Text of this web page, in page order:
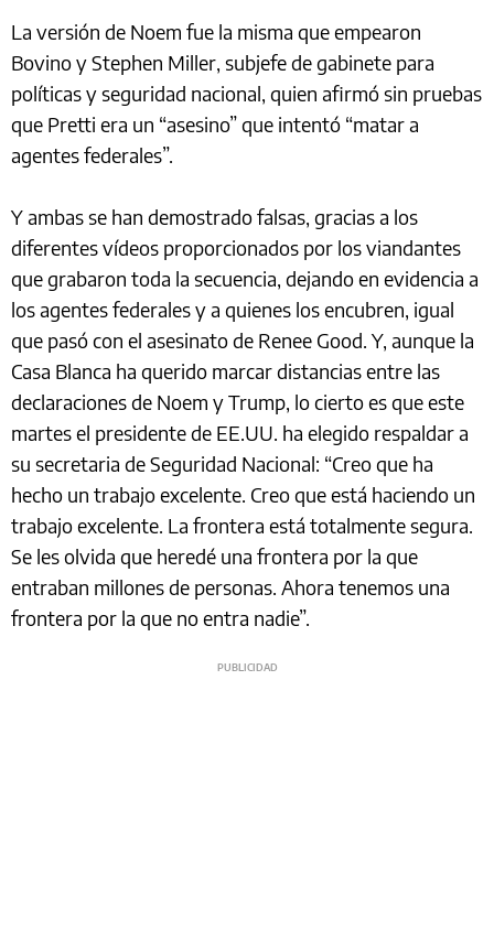
La versión de Noem fue la misma que empearon
Bovino y Stephen Miller, subjefe de gabinete para
políticas y seguridad nacional, quien afirmó sin pruebas
que Pretti era un “asesino” que intentó “matar a
agentes federales”.
Y ambas se han demostrado falsas, gracias a los
diferentes vídeos proporcionados por los viandantes
que grabaron toda la secuencia, dejando en evidencia a
los agentes federales y a quienes los encubren, igual
que pasó con el asesinato de Renee Good. Y, aunque la
Casa Blanca ha querido marcar distancias entre las
declaraciones de Noem y Trump, lo cierto es que este
martes el presidente de EE.UU. ha elegido respaldar a
su secretaria de Seguridad Nacional: “Creo que ha
hecho un trabajo excelente. Creo que está haciendo un
trabajo excelente. La frontera está totalmente segura.
Se les olvida que heredé una frontera por la que
entraban millones de personas. Ahora tenemos una
frontera por la que no entra nadie”.